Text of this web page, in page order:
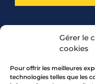
Gérer le
cookies
Pour offrir les meilleures
technologies telles que les